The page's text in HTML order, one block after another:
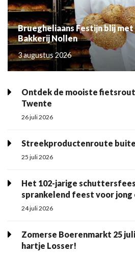
Bruegheliaans Festijn blij
Bakkerij Nollen
3 augustus 2026
Ontdek de mooiste
Twente
26 juli 2026
Streekproductenroute
25 juli 2026
Het 102-jarige
sprankelend feest voor jong
24 juli 2026
Zomerse Boerenmarkt 25
hartje Losser!